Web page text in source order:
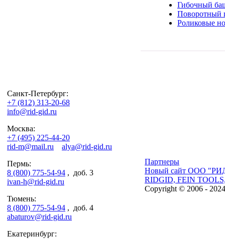
Гибочный
Поворотный
Роликовые
Санкт-Петербург:
+7 (812) 313-20-68
info@rid-gid.ru
Москва:
+7 (495) 225-44-20
rid-m@mail.ru
alya@rid-gid.ru
Пермь:
8 (800) 775-54-94 , доб. 3
ivan-h@rid-gid.ru
Тюмень:
8 (800) 775-54-94 , доб. 4
abaturov@rid-gid.ru
Екатеринбург:
Партнеры
Новый сайт ООО
RIDGID, FEIN
Copyright © 2006 - 2024